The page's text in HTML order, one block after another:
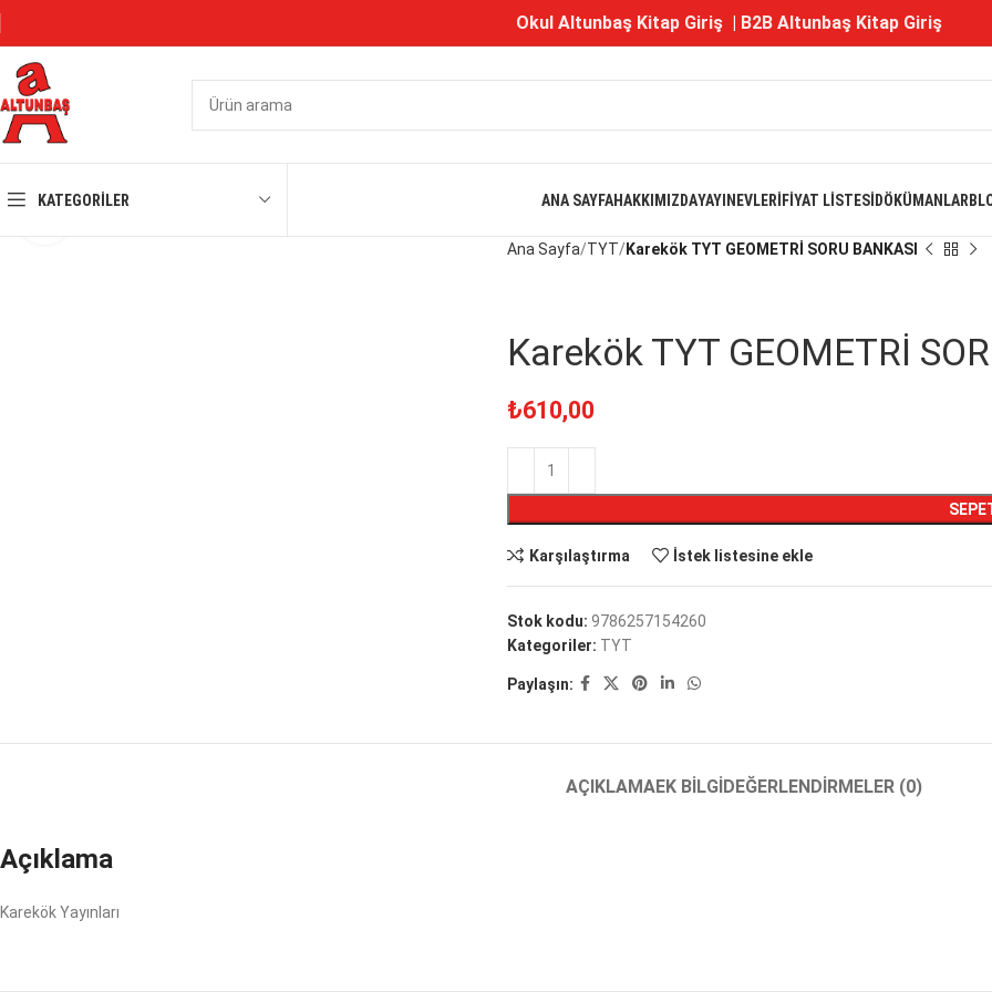
Okul Altunbaş Kitap Giriş| B2B Altunbaş Kitap Giriş
KATEGORILER ANA SAYFAHAKKIMIZDAYAYINEVLERIFIYAT LISTESIDÖKÜMANLAR
Ana Sayfa TYT Karekök TYT GEOMETRİ SORU BANKASI
Karekök TYT GEOMETRİ
₺610,00
Karşılaştırma İstek listesine ekle
Stok kodu: 9786257154260
Kategoriler: TYT
Paylaşın:
AÇIKLAMAEK BILGIDEĞERLENDIRMELER (0)
Açıklama
Karekök Yayınları